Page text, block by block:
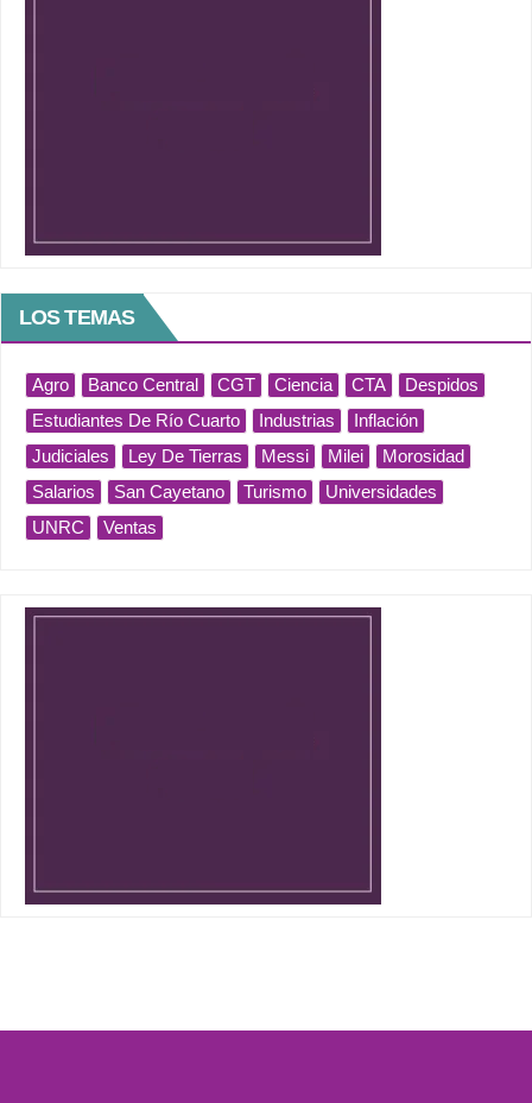
LOS TEMAS
Agro Banco Central CGT Ciencia CTA
Despidos
Estudiantes De Río Cuarto
Industrias
Inflación
Judiciales
Ley De Tierras Messi Milei
Morosidad
Salarios
San Cayetano Turismo
Universidades
UNRC
Ventas